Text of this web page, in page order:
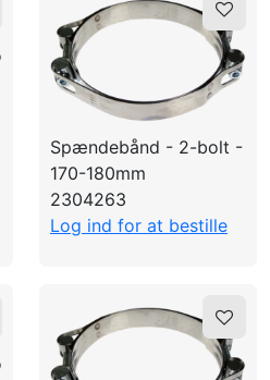
Spændebånd - 2-bolt -
170-180mm
2304263
Log ind for at bestille